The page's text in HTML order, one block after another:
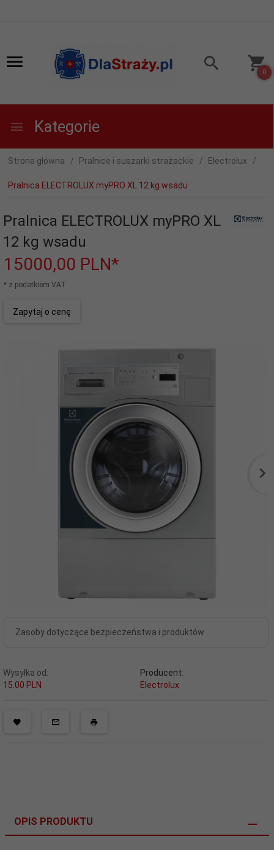
0
Kategorie
Strona główna Pralnice i suszarki strażackie Electrolux
Pralnica ELECTROLUX myPRO XL 12 kg wsadu
Pralnica ELECTROLUX myPRO XL
12 kg wsadu
15000,00 PLN*
* z podatkiem VAT
Zapytaj o cenę
Zasoby dotyczące bezpieczeństwa i produktów
Wysyłka od:
15.00 PLN
Producent:
Electrolux
OPIS PRODUKTU